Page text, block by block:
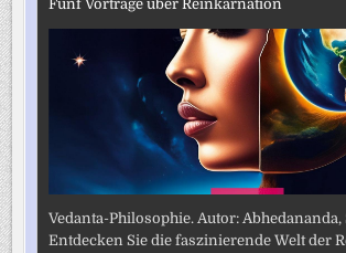
Fünf Vorträge über Reinkarnation
Vedanta-Philosophie. Autor: Abhedananda,
Entdecken Sie die faszinierende Welt der